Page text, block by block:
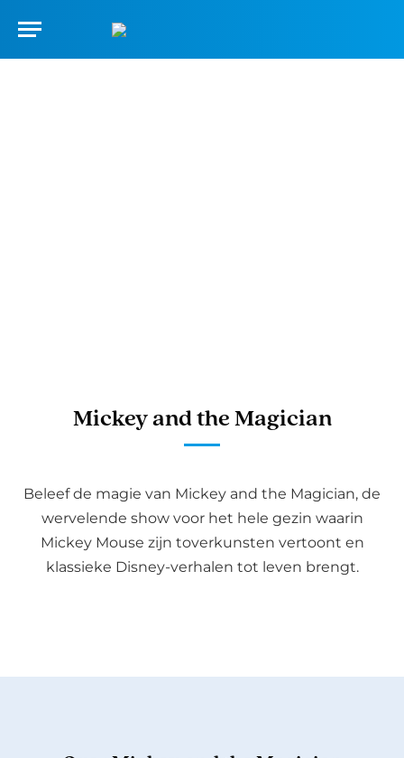
Mickey and the Magician
Beleef de magie van Mickey and the Magician, de
wervelende show voor het hele gezin waarin
Mickey Mouse zijn toverkunsten vertoont en
klassieke Disney-verhalen tot leven brengt.